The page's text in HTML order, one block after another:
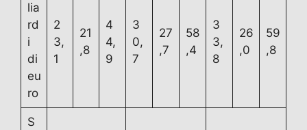
lia
rd
i
di
eu
ro
2
3,
1
21
,8
4
4,
9
3
0,
7
27
,7
58
,4
3
3,
8
26
,0
59
,8
S